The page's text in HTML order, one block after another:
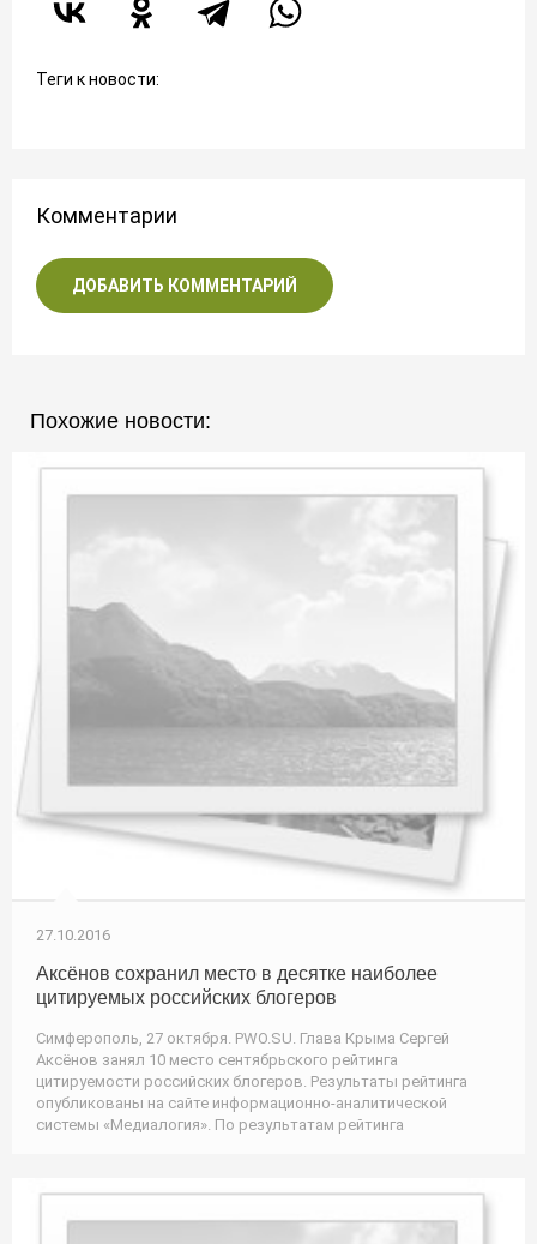
Теги к новости:
Комментарии
ДОБАВИТЬ КОММЕНТАРИЙ
Похожие новости:
27.10.2016
Аксёнов сохранил место в десятке наиболее
цитируемых российских блогеров
Симферополь, 27 октября. PWO.SU. Глава Крыма Сергей
Аксёнов занял 10 место сентябрьского рейтинга
цитируемости российских блогеров. Результаты рейтинга
опубликованы на сайте информационно-аналитической
системы «Медиалогия». По результатам рейтинга